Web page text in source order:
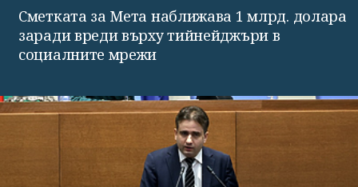
Сметката за Мета наближава 1 млрд. долара
заради вреди върху тийнейджъри в
социалните мрежи